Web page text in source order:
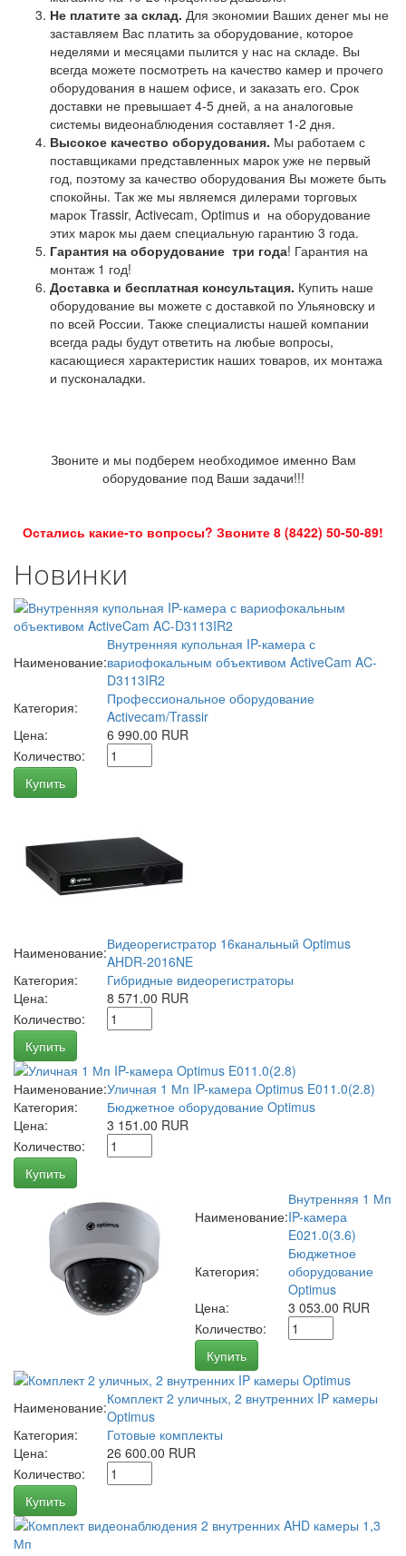
Не платите за склад. Для экономии Ваших денег мы не
заставляем Вас платить за оборудование, которое
неделями и месяцами пылится у нас на складе. Вы
всегда можете посмотреть на качество камер и прочего
оборудования в нашем офисе, и заказать его. Срок
доставки не превышает 4-5 дней, а на аналоговые
системы видеонаблюдения составляет 1-2 дня.
Высокое качество оборудования. Мы работаем с
поставщиками представленных марок уже не первый
год, поэтому за качество оборудования Вы можете быть
спокойны. Так же мы являемся дилерами торговых
марок Trassir, Activecam, Optimus и на оборудование
этих марок мы даем специальную гарантию 3 года.
Гарантия на оборудование три года! Гарантия на
монтаж 1 год!
Доставка и бесплатная консультация. Купить наше
оборудование вы можете с доставкой по Ульяновску и
по всей России. Также специалисты нашей компании
всегда рады будут ответить на любые вопросы,
касающиеся характеристик наших товаров, их монтажа
и пусконаладки.
Звоните и мы подберем необходимое именно Вам
оборудование под Ваши задачи!!!
Остались какие-то вопросы? Звоните 8 (8422) 50-50-89!
Новинки
Наименование:
Внутренняя купольная IP-камера с
вариофокальным объективом ActiveCam AC-
D3113IR2
Категория:
Профессиональное оборудование
Activecam/Trassir
Цена:
6 990.00 RUR
Количество:
Купить
Наименование:Видеорегистратор 16канальный Optimus
AHDR-2016NE
Категория:
Гибридные видеорегистраторы
Цена:
8 571.00 RUR
Количество:
Купить
Наименование:Уличная 1 Мп IP-камера Optimus E011.0(2.8)
Категория:
Бюджетное оборудование Optimus
Цена:
3 151.00 RUR
Количество:
Купить
Наименование:
Внутренняя 1 Мп
IP-камера
E021.0(3.6)
Категория:
Бюджетное
оборудование
Optimus
Цена:
3 053.00 RUR
Количество:
Купить
Наименование:Комплект 2 уличных, 2 внутренних IP камеры
Optimus
Категория:
Готовые комплекты
Цена:
26 600.00 RUR
Количество:
Купить